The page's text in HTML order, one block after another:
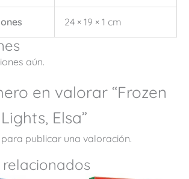
24 × 19 × 1 cm
aún.
en valorar “Frozen
Elsa”
para publicar una valoración.